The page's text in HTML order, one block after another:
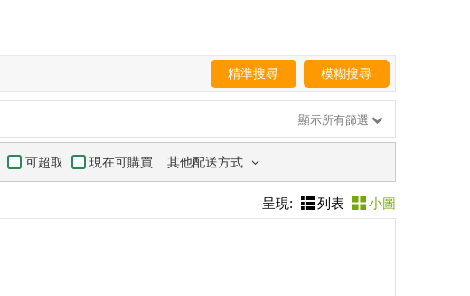
精準搜尋 模糊搜尋
顯示所有篩選
可超取 現在可購買 其他配送方式
呈現: 列表 小圖